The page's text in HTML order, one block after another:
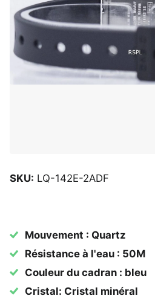
SKU: LQ-142E-2ADF
Mouvement : Quartz
Résistance à l'eau : 50M
Couleur du cadran : bleu
Cristal: Cristal minéral